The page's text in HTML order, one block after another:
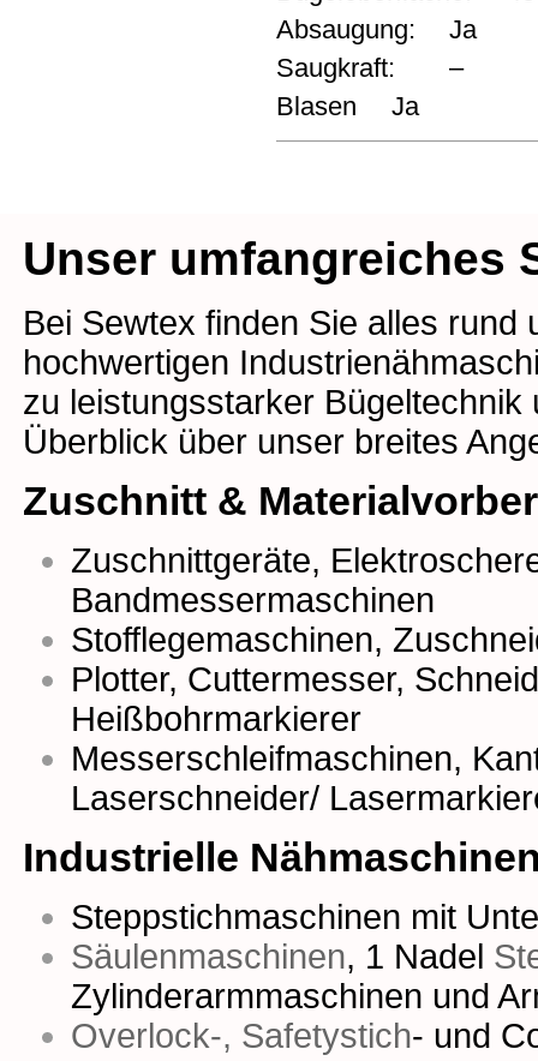
Absaugung:
Ja
Saugkraft:
–
Blasen
Ja
Unser umfangreiches
Bei Sewtex finden Sie alles
hochwertigen
zu leistungsstarker
Überblick über unser breites
Zuschnitt &
Zuschnittgeräte,
Bandmessermaschinen
Stofflegemaschinen,
Plotter, Cuttermesser,
Heißbohrmarkierer
Messerschleifmaschinen,
Laserschneider/
Industrielle
Steppstichmaschinen mit
Säulenmaschinen, 1 Nadel
Zylinderarmmaschinen und
Overlock-, Safetystich- und